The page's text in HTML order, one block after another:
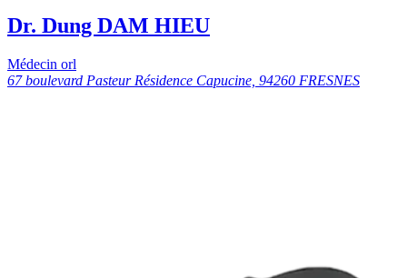
Dr. Dung DAM HIEU
Médecin orl
67 boulevard Pasteur Résidence Capucine, 94260 FRESNES